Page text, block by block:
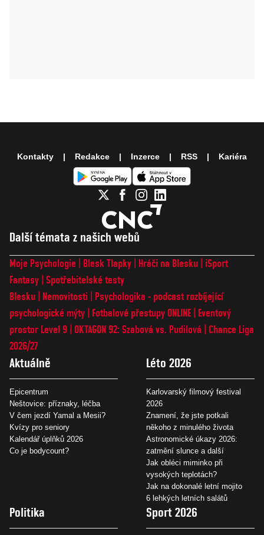
Další témata z našich webů
Moje Psychologie Blesk Tlapky Hráči na Blesku
iSport
Fantasy Spotřebitelské testy
Blesku
Nemovitosti
Psychologika - podcast rozbíjející
psychologické mýty
Fotbalové přestupy ONLINE
Eventový
prostor Level 9 OKTAGON 92: Szabová vs. Pudilová
Chance Liga
2026/27
Aktuálně
Epicentrum
Neštovice: příznaky, léčba
V čem jezdí Yamal a Mesii?
Kvízy pro seniory
Kalendář úplňků 2026
Co je bodycount?
Léto 2026
Karlovarský filmový festival
2026
Znamení, že jste potkali
někoho z minulého života
Astronomické úkazy 2026:
zatmění slunce a další
Jak obléci miminko při
vysokých teplotách?
Jak na dokonalé letní mojito
6 lehkých letních salátů
Politika Sport 2026
Kontakty Redakce Inzerce RSS Kariéra